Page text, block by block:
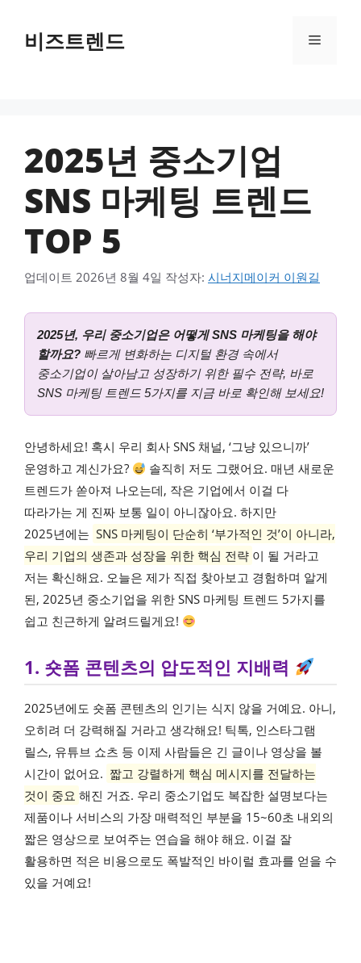
건너뛰기비즈트렌드 메뉴
2025년 중소기업
SNS 마케팅 트렌드
TOP 5
업데이트 2026년 8월 4일 작성자: 시너지메이커 이원길
2025년, 우리 중소기업은 어떻게 SNS 마케팅을 해야
할까요? 빠르게 변화하는 디지털 환경 속에서
중소기업이 살아남고 성장하기 위한 필수 전략, 바로
SNS 마케팅 트렌드 5가지를 지금 바로 확인해 보세요!
안녕하세요! 혹시 우리 회사 SNS 채널, ‘그냥 있으니까’
운영하고 계신가요?
솔직히 저도 그랬어요. 매년 새로운
트렌드가 쏟아져 나오는데, 작은 기업에서 이걸 다
따라가는 게 진짜 보통 일이 아니잖아요. 하지만
2025년에는 SNS 마케팅이 단순히 ‘부가적인 것’이 아니라,
우리 기업의 생존과 성장을 위한 핵심 전략 이 될 거라고
저는 확신해요. 오늘은 제가 직접 찾아보고 경험하며 알게
된, 2025년 중소기업을 위한 SNS 마케팅 트렌드 5가지를
쉽고 친근하게 알려드릴게요!
1. 숏폼 콘텐츠의 압도적인 지배력
2025년에도 숏폼 콘텐츠의 인기는 식지 않을 거예요. 아니,
오히려 더 강력해질 거라고 생각해요! 틱톡, 인스타그램
릴스, 유튜브 쇼츠 등 이제 사람들은 긴 글이나 영상을 볼
시간이 없어요. 짧고 강렬하게 핵심 메시지를 전달하는
것이 중요 해진 거죠. 우리 중소기업도 복잡한 설명보다는
제품이나 서비스의 가장 매력적인 부분을 15~60초 내외의
짧은 영상으로 보여주는 연습을 해야 해요. 이걸 잘
활용하면 적은 비용으로도 폭발적인 바이럴 효과를 얻을 수
있을 거예요!